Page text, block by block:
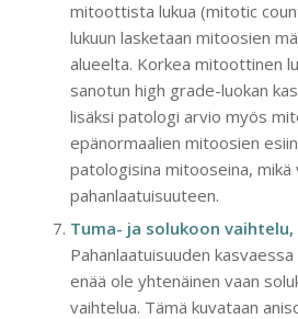
mitoottista lukua (mitotic
lukuun lasketaan mitoosien
alueelta. Korkea mitoottinen
sanotun high grade-luokan
lisäksi patologi arvio myös
epänormaalien mitoosien
patologisina mitooseina, mikä
pahanlaatuisuuteen.
Tuma- ja solukoon
Pahanlaatuisuuden
enää ole yhtenäinen vaan
vaihtelua. Tämä kuvataan